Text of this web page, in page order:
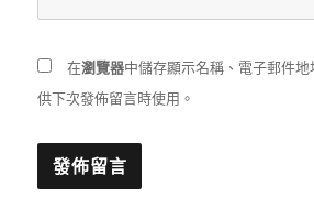
在瀏覽器中儲存顯示名稱、電子郵件
供下次發佈留言時使用。